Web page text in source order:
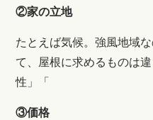
②家の立地
たとえば気候。強風地域
て、屋根に求めるものは
性」「
③価格